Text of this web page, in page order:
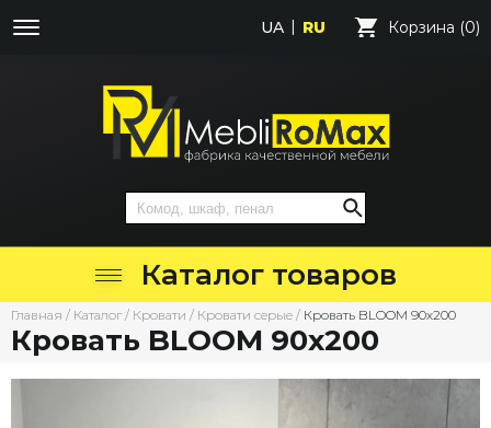
UA RU Корзина (0)
Каталог товаров
Главная / Каталог / Кровати / Кровати серые / Кровать BLOOM 90х200
Кровать BLOOM 90х200